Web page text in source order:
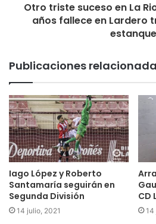
Esta noche podréis leer la crónica
Arenzana sobre todo lo que ha
Otro triste suceso en La
años fallece en Lardero
estanque
Publicaciones
Iago López y Roberto
Santamaría seguirán en
Segunda División
14 julio, 2021
CD
14